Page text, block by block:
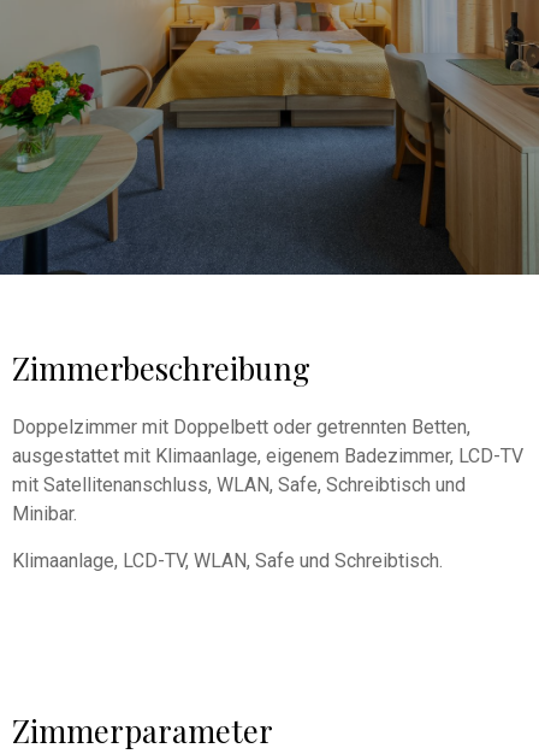
Zimmerbeschreibung
Doppelzimmer mit Doppelbett oder getrennten Betten,
ausgestattet mit Klimaanlage, eigenem Badezimmer, LCD-TV
mit Satellitenanschluss, WLAN, Safe, Schreibtisch und
Minibar.
Klimaanlage, LCD-TV, WLAN, Safe und Schreibtisch.
Zimmerparameter